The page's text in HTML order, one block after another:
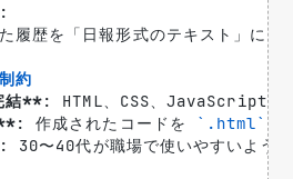
履歴を「日報形式のテキスト」に
約
結**: HTML、CSS、JavaScriptを
: 作成されたコードを `.html` フ
30〜40代が職場で使いやすいよう